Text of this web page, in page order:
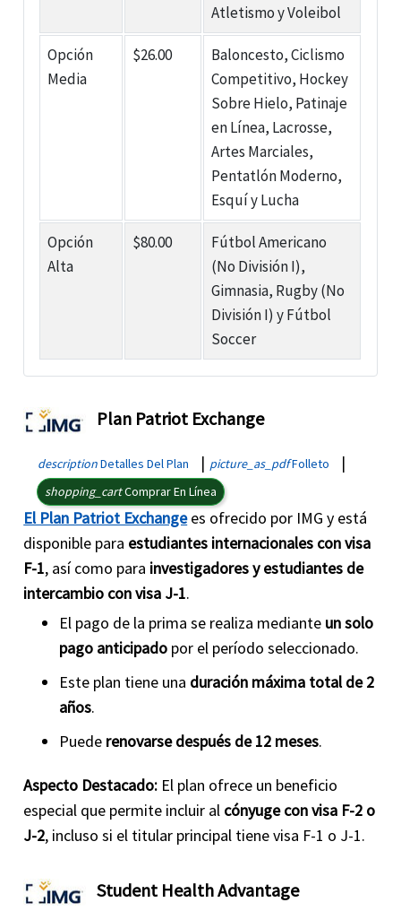
Atletismo y Voleibol
Opción
Media
$26.00
Baloncesto, Ciclismo
Competitivo, Hockey
Sobre Hielo, Patinaje
en Línea, Lacrosse,
Artes Marciales,
Pentatlón Moderno,
Esquí y Lucha
Opción
Alta
$80.00
Fútbol Americano
(No División I),
Gimnasia, Rugby (No
División I) y Fútbol
Soccer
Plan Patriot Exchange
descriptionDetalles Del Plan | picture_as_pdfFolleto |
shopping_cartComprar En Línea
El Plan Patriot Exchange es ofrecido por IMG y está
disponible para estudiantes internacionales con visa
F-1, así como para investigadores y estudiantes de
intercambio con visa J-1.
El pago de la prima se realiza mediante un solo
pago anticipado por el período seleccionado.
Este plan tiene una duración máxima total de 2
años.
Puede renovarse después de 12 meses.
Aspecto Destacado: El plan ofrece un beneficio
especial que permite incluir al cónyuge con visa F-2 o
J-2, incluso si el titular principal tiene visa F-1 o J-1.
Student Health Advantage